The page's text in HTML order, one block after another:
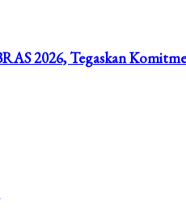
2026, Tegaskan